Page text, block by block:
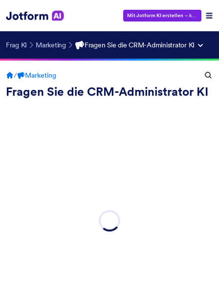
Mit Jotform KI erstellen – kostenlos!
Frag KI Marketing Fragen Sie die CRM-Administrator KI
/ Marketing
Fragen Sie die CRM-Administrator KI